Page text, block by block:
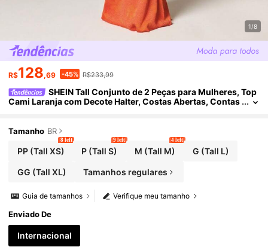
1/8
R$128,69 -45% R$233,99
SHEIN Tall Conjunto de 2 Peças para Mulheres, Top
Cami Laranja com Decote Halter, Costas Abertas, Contas
eres Altas
Tamanho BR
PP(Tall XS)
8 left
P (Tall S)
9 left
M (Tall M)
4 left
G (Tall L)
GG (Tall XL) Tamanhos regulares
Verifique meu tamanho
Guia de tamanhos
Enviado De
Internacional